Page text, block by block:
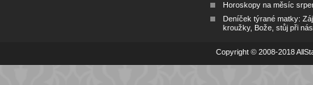
Horoskopy na měsíc
Deníček týrané matky:
kroužky, Bože, stůj při nás
Copyright © 2008-2018